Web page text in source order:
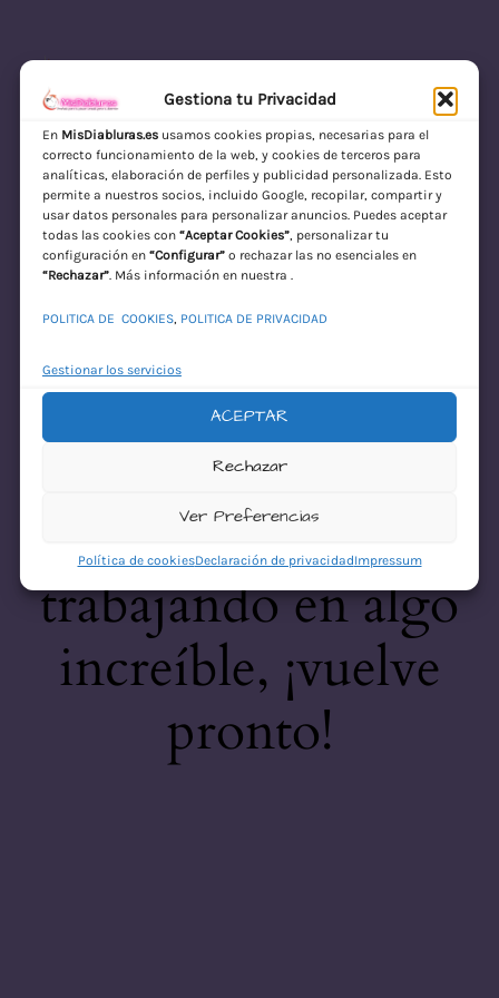
Gestiona tu Privacidad
En MisDiabluras.esusamos cookies propias, necesarias para el
correcto funcionamiento de la web, y cookies de terceros para
analíticas, elaboración de perfiles y publicidad personalizada. Esto
permite a nuestros socios, incluido Google, recopilar, compartir y
usar datos personales para personalizar anuncios. Puedes aceptar
todas las cookies con “Aceptar Cookies”, personalizar tu
configuración en “Configurar”o rechazar las no esenciales en
“Rechazar”. Más información en nuestra .
POLITICA DE COOKIES, POLITICA DE PRIVACIDAD
Gestionar los servicios
ACEPTAR
Rechazar
Ver Preferencias
Política de cookiesDeclaración de privacidadImpressum
MisDiabluras | Sexshop Online con Envío
Discreto en España
Acceder
¡Disculpa este
desastre! Estamos
trabajando en algo
increíble, ¡vuelve
pronto!